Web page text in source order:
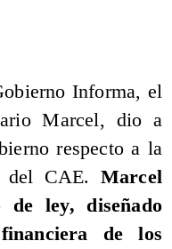
Informa, el
Marcel, dio a
respecto a la
del CAE. Marcel
de ley, diseñado
de los